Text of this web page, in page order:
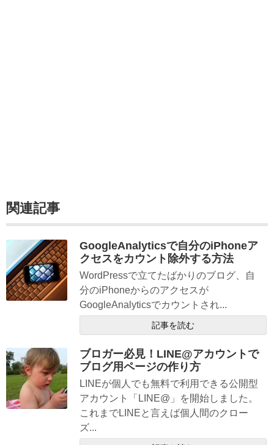
関連記事
GoogleAnalyticsで自分のiPhoneア
クセスをカウント除外する方法
WordPressで立てたばかりのブログ、自
分のiPhoneからのアクセスが
GoogleAnalyticsでカウントされ...
記事を読む
ブロガー必見！LINE@アカウントで
ブログ用ページの作り方
LINEが個人でも無料で利用できる公開型
アカウント「LINE@」を開始しました。
これまでLINEと言えば個人間のクロー
ズ...